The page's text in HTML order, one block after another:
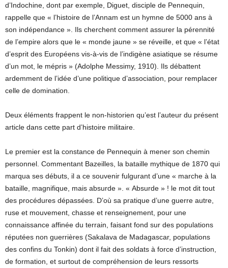
d’Indochine, dont par exemple, Diguet, disciple de Pennequin,
rappelle que « l’histoire de l’Annam est un hymne de 5000 ans à
son indépendance ». Ils cherchent comment assurer la pérennité
de l’empire alors que le « monde jaune » se réveille, et que « l’état
d’esprit des Européens vis-à-vis de l’indigène asiatique se résume
d’un mot, le mépris » (Adolphe Messimy, 1910). Ils débattent
ardemment de l’idée d’une politique d’association, pour remplacer
celle de domination.
Deux éléments frappent le non-historien qu’est l’auteur du présent
article dans cette part d’histoire militaire.
Le premier est la constance de Pennequin à mener son chemin
personnel. Commentant Bazeilles, la bataille mythique de 1870 qui
marqua ses débuts, il a ce souvenir fulgurant d’une « marche à la
bataille, magnifique, mais absurde ». « Absurde » ! le mot dit tout
des procédures dépassées. D’où sa pratique d’une guerre autre,
ruse et mouvement, chasse et renseignement, pour une
connaissance affinée du terrain, faisant fond sur des populations
réputées non guerrières (Sakalava de Madagascar, populations
des confins du Tonkin) dont il fait des soldats à force d’instruction,
de formation, et surtout de compréhension de leurs ressorts